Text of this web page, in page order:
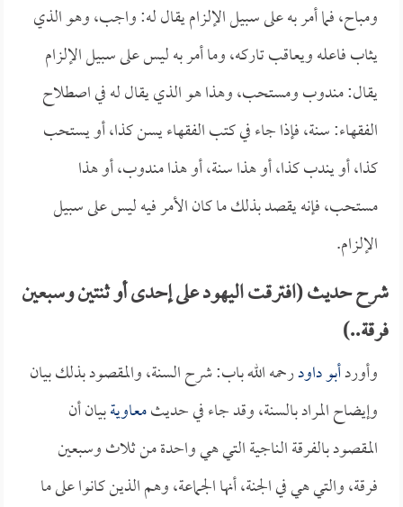
ومباح، فما أمر به على سبيل الإلزام يقال له: واجب، وهو الذي
يثاب فاعله ويعاقب تاركه، وما أمر به ليس على سبيل الإلزام
يقال: مندوب ومستحب، وهذا هو الذي يقال له في اصطلاح
الفقهاء: سنة، فإذا جاء في كتب الفقهاء يسن كذا، أو يستحب
كذا، أو يندب كذا، أو هذا سنة، أو هذا مندوب، أو هذا
مستحب، فإنه يقصد بذلك ما كان الأمر فيه ليس على سبيل
الإلزام.
شرح حديث (افترقت اليهود على إحدى أو ثنتين وسبعين
فرقة..)
وأوردأبو داودرحمه الله باب: شرح السنة، والمقصود بذلك بيان
وإيضاح المراد بالسنة، وقد جاء في حديثمعاويةبيان أن
المقصود بالفرقة الناجية التي هي واحدة من ثلاث وسبعين
فرقة، والتي هي في الجنة، أنها الجماعة، وهم الذين كانوا على ما